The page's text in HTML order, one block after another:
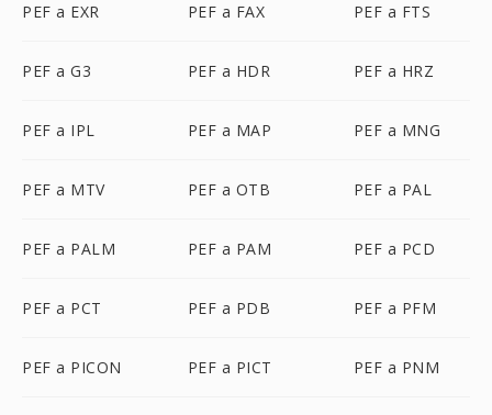
PEF a EXR PEF a FAX PEF a FTS
PEF a G3 PEF a HDR PEF a HRZ
PEF a IPL PEF a MAP PEF a MNG
PEF a MTV PEF a OTB PEF a PAL
PEF a PALM PEF a PAM PEF a PCD
PEF a PCT PEF a PDB PEF a PFM
PEF a PICON PEF a PICT PEF a PNM